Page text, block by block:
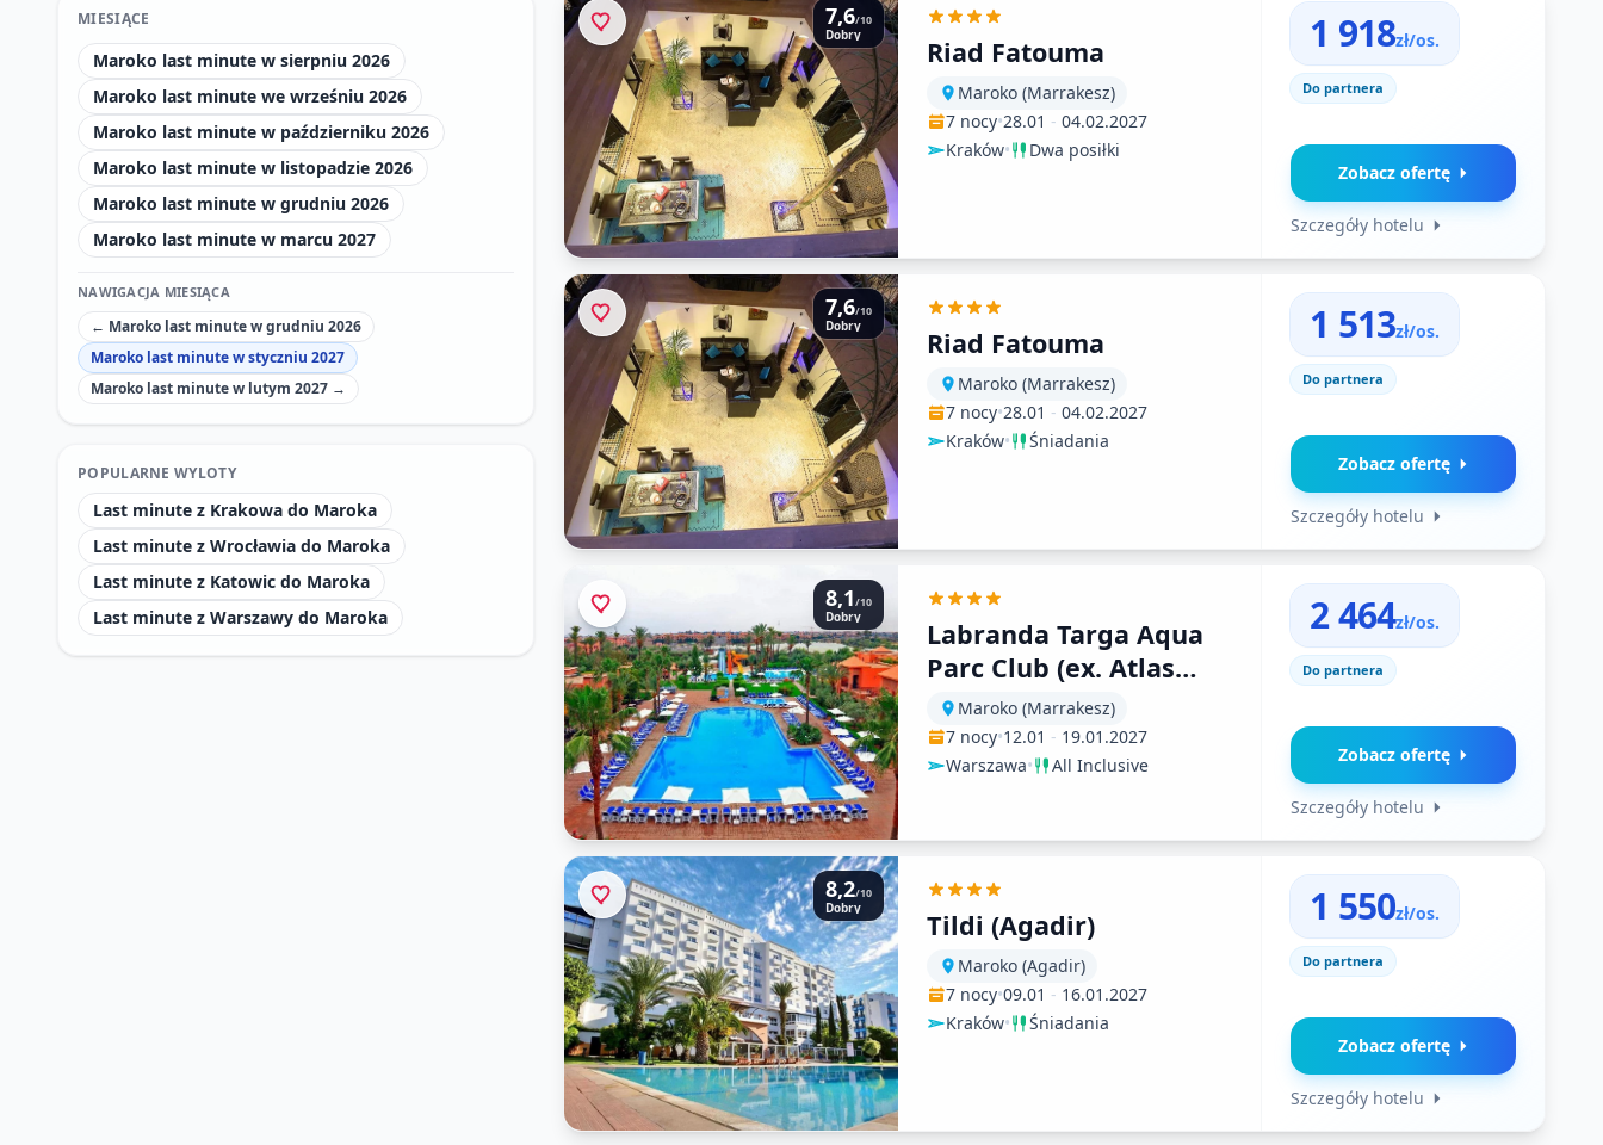
MIESIĄCE
Maroko last minute w sierpniu 2026
Maroko last minute we wrześniu 2026
Maroko last minute w październiku 2026
Maroko last minute w listopadzie 2026
Maroko last minute w grudniu 2026
Maroko last minute w marcu 2027
NAWIGACJA MIESIĄCA
← Maroko last minute w grudniu 2026
Maroko last minute w styczniu 2027
Maroko last minute w lutym 2027 →
POPULARNE WYLOTY
Last minute z Krakowa do Maroka
Last minute z Wrocławia do Maroka
Last minute z Katowic do Maroka
Last minute z Warszawy do Maroka
7,6/10
Dobry Riad Fatouma
Maroko (Marrakesz)
7 nocy•28.01 - 04.02.2027
Kraków• Dwa posiłki
1 918zł/os.
Do partnera
Zobacz ofertę
Szczegóły hotelu
7,6/10
Dobry Riad Fatouma
Maroko (Marrakesz)
7 nocy•28.01 - 04.02.2027
Kraków• Śniadania
1 513zł/os.
Do partnera
Zobacz ofertę
Szczegóły hotelu
8,1/10
Dobry
Labranda Targa Aqua
Parc Club (ex. Atlas
Targa Marrakesz)
Maroko (Marrakesz)
7 nocy•12.01 - 19.01.2027
Warszawa• All Inclusive
2 464zł/os.
Do partnera
Zobacz ofertę
Szczegóły hotelu
8,2/10
Dobry Tildi (Agadir)
Maroko (Agadir)
7 nocy•09.01 - 16.01.2027
Kraków• Śniadania
1 550zł/os.
Do partnera
Zobacz ofertę
Szczegóły hotelu